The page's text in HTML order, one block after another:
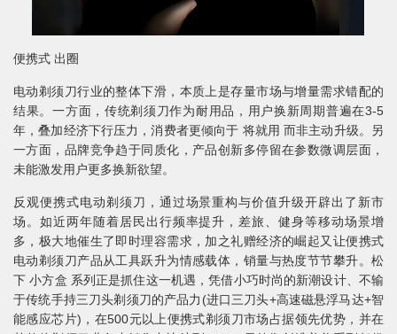
便携式 出圈
电动剃须刀行业的整体下滑，本质上是存量市场与增量需求错配的
结果。一方面，传统剃须刀作为耐用品，用户换新周期普遍在3-5
年，叠加经济下行压力，消费者更倾向于 将就用 而非主动升级。另
一方面，品牌竞争趋于同质化，产品创新多停留在参数微调层面，
未能激发用户更多换新欲望。
反观便携式电动剃须刀，通过场景重构与价值升级开辟出了新市
场。如近两年随着居民出行频率提升，差旅、健身等移动场景增
多，极大地催生了即时理容需求，加之礼赠经济的崛起又让便携式
电动剃须刀产品从工具跃升为情感载体，销量与热度节节攀升。松
下 小方盒 系列正是抓住这一机遇，凭借小巧时尚的新潮设计、不输
于传统手持三刀头剃须刀的产品力(进口三刀头+高速磁悬浮马达+智
能感应芯片)，在500元以上便携式剃须刀市场占据领先优势，并在